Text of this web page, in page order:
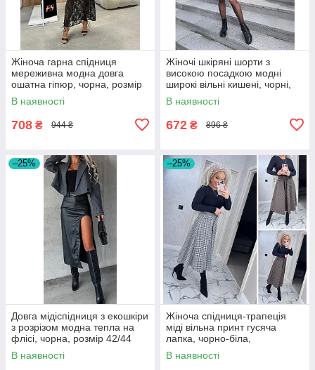
Жіноча гарна спідниця
мереживна модна довга
ошатна гіпюр, чорна, розмір
42/46
В наявності
708 ₴ 944 ₴
Жіночі шкіряні шорти з
високою посадкою модні
широкі вільні кишені, чорні,
розмір 42/44, 46/48, 50/52
В наявності
672 ₴ 896 ₴
–25%
Довга мідіспідниця з екошкіри
з розрізом модна тепла на
флісі, чорна, розмір 42/44
В наявності
–25%
Жіноча спідниця-трапеція
міді вільна принт гусяча
лапка, чорно-біла,
коричнева, розмір 42/44,
46/48, 50/52
В наявності